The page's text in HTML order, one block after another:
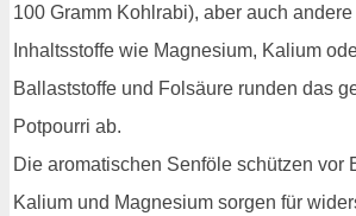
100 Gramm Kohlrabi), aber auch
Inhaltsstoffe wie Magnesium, Kalium
Ballaststoffe und Folsäure runden das
Potpourri ab.
Die aromatischen Senföle schützen vor
Kalium und Magnesium sorgen für